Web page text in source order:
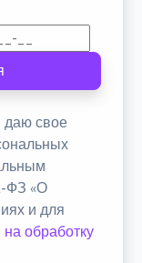
даю свое
ФЗ «О
и для
обработку